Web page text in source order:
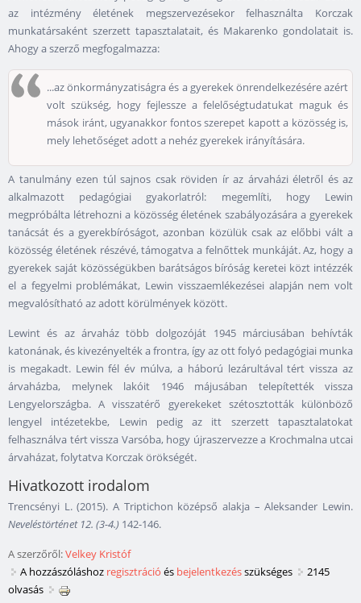
az intézmény életének megszervezésekor felhasználta Korczak
munkatársaként szerzett tapasztalatait, és Makarenko gondolatait is.
Ahogy a szerző megfogalmazza:
...az önkormányzatiságra és a gyerekek önrendelkezésére azért
volt szükség, hogy fejlessze a felelőségtudatukat maguk és
mások iránt, ugyanakkor fontos szerepet kapott a közösség is,
mely lehetőséget adott a nehéz gyerekek irányítására.
A tanulmány ezen túl sajnos csak röviden ír az árvaházi életről és az
alkalmazott pedagógiai gyakorlatról: megemlíti, hogy Lewin
megpróbálta létrehozni a közösség életének szabályozására a gyerekek
tanácsát és a gyerekbíróságot, azonban közülük csak az előbbi vált a
közösség életének részévé, támogatva a felnőttek munkáját. Az, hogy a
gyerekek saját közösségükben barátságos bíróság keretei közt intézzék
el a fegyelmi problémákat, Lewin visszaemlékezései alapján nem volt
megvalósítható az adott körülmények között.
Lewint és az árvaház több dolgozóját 1945 márciusában behívták
katonának, és kivezényelték a frontra, így az ott folyó pedagógiai munka
is megakadt. Lewin fél év múlva, a háború lezárultával tért vissza az
árvaházba, melynek lakóit 1946 májusában telepítették vissza
Lengyelországba. A visszatérő gyerekeket szétosztották különböző
lengyel intézetekbe, Lewin pedig az itt szerzett tapasztalatokat
felhasználva tért vissza Varsóba, hogy újraszervezze a Krochmalna utcai
árvaházat, folytatva Korczak örökségét.
Hivatkozott irodalom
Trencsényi L. (2015). A Triptichon középső alakja – Aleksander Lewin.
Neveléstörténet 12. (3-4.) 142-146.
A szerzőről:Velkey Kristóf
A hozzászóláshoz regisztráció és bejelentkezésszükséges
2145
olvasás